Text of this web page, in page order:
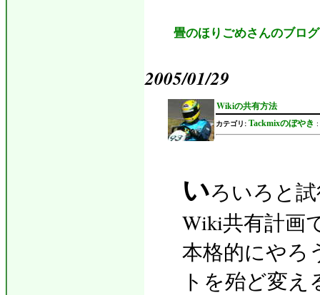
畳のほりごめさんのブロ
2005/01/29
Wikiの共有方法
カテゴリ: Tackmixのぼやき :
いろいろと
Wiki共有計画
本格的にやろ
トを殆ど変